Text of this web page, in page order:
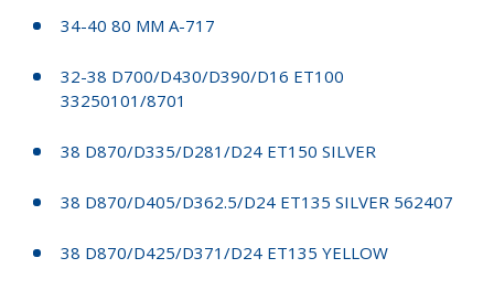
34-40 80 MM A-717
32-38 D700/D430/D390/D16 ET100
33250101/8701
38 D870/D335/D281/D24 ET150 SILVER
38 D870/D405/D362.5/D24 ET135 SILVER 562407
38 D870/D425/D371/D24 ET135 YELLOW